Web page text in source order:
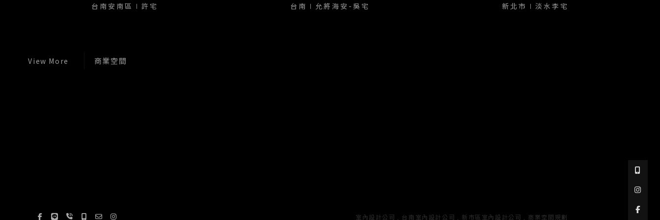
台南安南區∣許宅 台南∣允將海安-吳宅 新北市∣淡水李宅
商業空間
室內設計公司 台南室內設計公司 新市區室內設計公司 商業空間規劃